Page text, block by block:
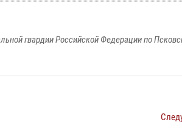
гвардии Российской Федерации по